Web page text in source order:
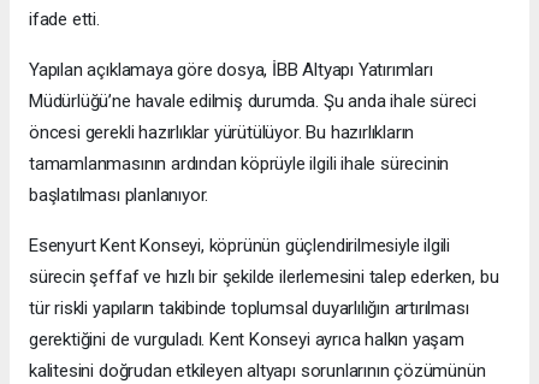
ifade etti.
Yapılan açıklamaya göre dosya, İBB Altyapı Yatırımları
Müdürlüğü’ne havale edilmiş durumda. Şu anda ihale süreci
öncesi gerekli hazırlıklar yürütülüyor. Bu hazırlıkların
tamamlanmasının ardından köprüyle ilgili ihale sürecinin
başlatılması planlanıyor.
Esenyurt Kent Konseyi, köprünün güçlendirilmesiyle ilgili
sürecin şeffaf ve hızlı bir şekilde ilerlemesini talep ederken, bu
tür riskli yapıların takibinde toplumsal duyarlılığın artırılması
gerektiğini de vurguladı. Kent Konseyi ayrıca halkın yaşam
kalitesini doğrudan etkileyen altyapı sorunlarının çözümünün